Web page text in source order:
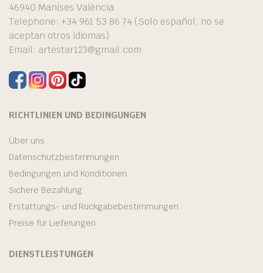
46940 Manises València
Telephone: +34 961 53 86 74 (Solo español, no se
aceptan otros idiomas)
Email: artestar123@gmail.com
RICHTLINIEN UND BEDINGUNGEN
Über uns
Datenschutzbestimmungen
Bedingungen und Konditionen
Sichere Bezahlung
Erstattungs- und Rückgabebestimmungen
Preise für Lieferungen
DIENSTLEISTUNGEN